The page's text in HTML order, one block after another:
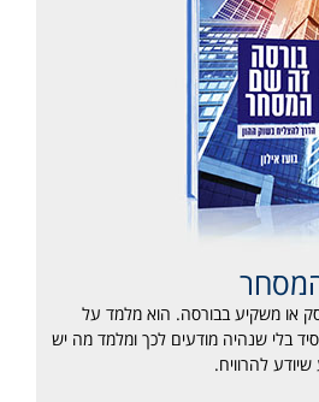
או משקיע בבורסה. הוא מלמד על
בלי שנהיה מודעים לכך ומלמד מה יש
להרוויח.